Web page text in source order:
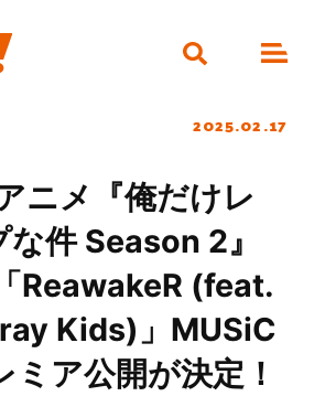
2025.02.17
ニメ『俺だけレ
件 Season 2』
ReawakeR (feat.
Kids)」MUSiC
ミア公開が決定！